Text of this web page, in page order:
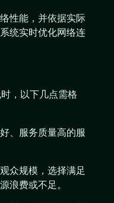
性能，并依据实际
统实时优化网络连
，以下几点需格
、服务质量高的服
众规模，选择满足
浪费或不足。